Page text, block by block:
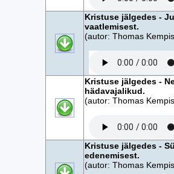
Kristuse jälgedes -
vaatlemisest.
(autor: Thomas
Kristuse jälgedes -
hädavajalikud.
(autor: Thomas
Kristuse jälgedes -
edenemisest.
(autor: Thomas